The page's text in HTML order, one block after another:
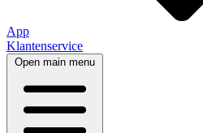
App
Klantenservice
Open main menu